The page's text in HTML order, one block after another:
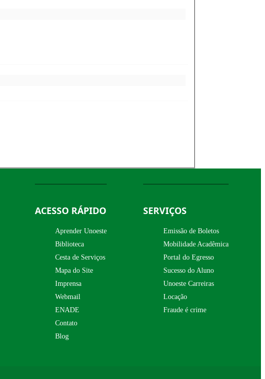
ACESSO RÁPIDO
Aprender Unoeste
Biblioteca
Cesta de Serviços
Mapa do Site
Imprensa
Webmail
ENADE
Contato
Blog
SERVIÇOS
Emissão de Boletos
Mobilidade Acadêmica
Portal do Egresso
Sucesso do Aluno
Unoeste Carreiras
Locação
Fraude é crime